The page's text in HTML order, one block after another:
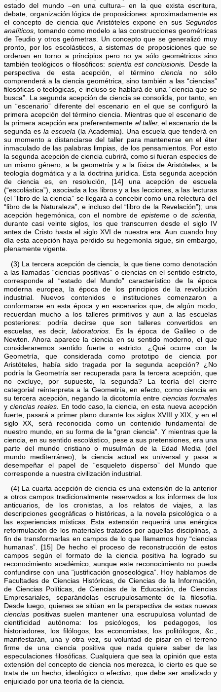
estado del mundo –en una cultura– en la que exista escritura,
debate, organización lógica de proposiciones: aproximadamente es
el concepto de ciencia que Aristóteles expone en sus Segundos
analíticos, tomando como modelo a las construcciones geométricas
de Teudio y otros geómetras. Un concepto que se generalizó muy
pronto, por los escolásticos, a sistemas de proposiciones que se
ordenan en torno a principios pero no ya sólo geométricos sino
también teológicos o filosóficos: scientia est conclusionis.
Desde la
perspectiva de esta acepción, el términociencia no sólo
comprenderá a la ciencia geométrica, sino también a las “ciencias”
filosóficas o teológicas, e incluso se hablará de una “ciencia que se
busca”. La segunda acepción de ciencia se consolida, por tanto, en
un “escenario” diferente del escenario en el que se configuró la
primera acepción del término ciencia. Mientras que el escenario de
la primera acepción era preferentemente el taller, el escenario de la
segunda esla escuela (la Academia). Una escuela que tenderá en
su momento a distanciarse del taller para mantenerse en el éter
inmaculado de las palabras limpias, de los pensamientos. Por esto
la segunda acepción de ciencia cubrirá, como si fueran especies de
un mismo género, a la geometría y a la física de Aristóteles, a la
teología dogmática y a la doctrina jurídica. Esta segunda acepción
de ciencia es, en resolución, [14] una acepción de escuela
(“escolástica”), asociada a los libros y a las lecciones, a las lecturas
(el “libro de la ciencia” se llegará a concebir como una relectura del
“libro de la Naturaleza”, e incluso del “libro de la Revelación”); una
acepción hegemónica, con el nombre de epistemeo de scientia,
durante casi veinte siglos, los que transcurren desde el siglo IV
antes de Cristo hasta el siglo XVI de nuestra era. Aun cuando hoy
día esta acepción haya perdido su hegemonía sigue, sin embargo,
plenamente vigente.
(3) La tercera acepción de ciencia, la que tiene como denotación
a las llamadas “ciencias positivas” o ciencias en el sentido estricto,
corresponde al “estado del Mundo” característico de la época
moderna europea, la época de los principios de la revolución
industrial. Nuevos contenidos e instituciones comenzaron a
conformarse en esta época y en escenarios que, de algún modo,
recuerdan mucho a los talleres primitivos y aun a las escuelas
posteriores: podría decirse que son talleres convertidos en
escuelas, es decir,laboratorios.
Es la época de Galileo o de
Newton. Ahora aparece la ciencia en su sentido moderno, el que
consideraremos sentido fuerte o estricto. ¿Qué ocurre con la
Geometría, que considerada como prototipo de ciencia por
Aristóteles, había sido tragada por la segunda acepción? ¿No
podría la Geometría ser recuperada para la tercera acepción, que
no excluye, por supuesto, la segunda? La teoría del cierre
categorial reinterpreta a la Geometría, en efecto, como ciencia en
su tercera acepción, negando la dicotomía entre ciencias formales
yciencias reales.
En todo caso, la ciencia, en esta nueva acepción
fuerte, pasará a primer plano durante los siglos XVIII y XIX, y en el
siglo XX, será reconocida como un contenido fundamental de
nuestro mundo, en su forma de la “gran ciencia”. Y mientras que la
ciencia, en su sentido escolástico, pese a sus pretensiones, era una
parte del mundo cristiano o musulmán de la Edad Media (del
mundo mediterráneo), la ciencia actual es universal y pasa a
desempeñar el papel de “esqueleto disperso” del Mundo que
corresponde a nuestra civilización industrial.
(4) La cuarta acepción de ciencia es una extensión de la anterior
a otros campos tradicionalmente reservados a los informes de los
anticuarios, de los cronistas, a los relatos de viajes, a las
descripciones geográficas o históricas, a la novela psicológica o a
las experiencias místicas. Esta extensión requerirá una enérgica
reformulación de los materiales tratados por aquellas disciplinas, a
fin de transformarlas en campos de lo que llamamos hoy “ciencias
humanas”. [15] De hecho el proceso de reconstrucción de estos
campos según el formato de la ciencia positiva ha logrado su
reconocimiento académico, aunque este reconocimiento no pueda
confundirse con una “justificación gnoseológica”. Hoy hablamos de
Facultades de Ciencias Históricas, de Ciencias de la Información,
de Ciencias Políticas, de Ciencias de la Educación, de Ciencias
Empresariales, separándolas escrupulosamente de la filosofía.
Desde luego, quienes se sitúan en la perspectiva de estas nuevas
ciencias positivas suelen mantener una escrupulosa voluntad de
cientificidad autónoma: los psicólogos, los pedagogos, los
historiadores, los filólogos, los economistas, los politólogos, &c.,
manifestarán, una y otra vez, su voluntad de pisar en el terreno
firme de una ciencia positiva que nada quiere saber de las
especulaciones filosóficas. Cualquiera que sea la opinión que esta
extensión del concepto de ciencia nos merezca, lo cierto es que se
trata de un hecho, ideológico o efectivo, que debe ser analizado y
enjuiciado por una teoría de la ciencia.